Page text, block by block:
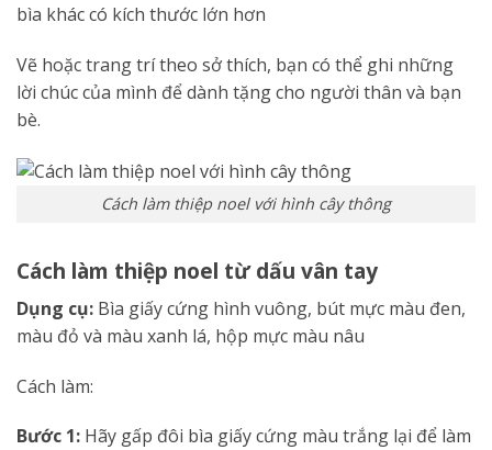
bìa khác có kích thước lớn hơn
Vẽ hoặc trang trí theo sở thích, bạn có thể ghi những
lời chúc của mình để dành tặng cho người thân và bạn
bè.
Cách làm thiệp noel với hình cây thông
Cách làm thiệp noel từ dấu vân tay
Dụng cụ: Bìa giấy cứng hình vuông, bút mực màu đen,
màu đỏ và màu xanh lá, hộp mực màu nâu
Cách làm:
Bước 1: Hãy gấp đôi bìa giấy cứng màu trắng lại để làm